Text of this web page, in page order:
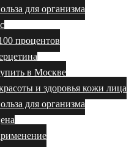
для организма
процентов
в Москве
и здоровья кожи лица
для организма